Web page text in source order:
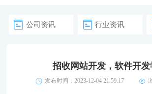
公司资讯 行业资讯
招收网站开发，软件开发
发布时间：2023-12-04 21:59:17